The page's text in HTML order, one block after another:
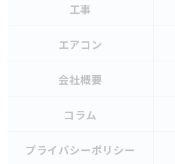
工事
エアコン
会社概要
コラム
プライバシーポリシー